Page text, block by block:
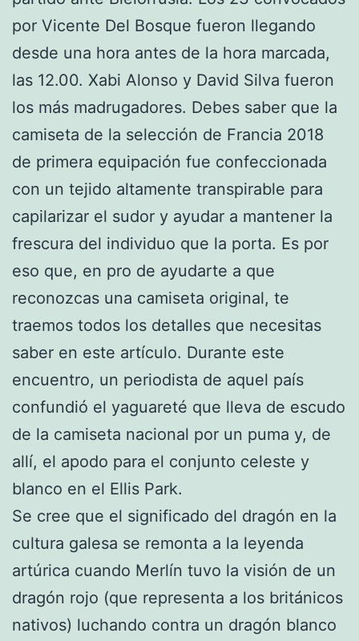
por Vicente Del Bosque fueron llegando
desde una hora antes de la hora marcada,
las 12.00. Xabi Alonso y David Silva fueron
los más madrugadores. Debes saber que la
camiseta de la selección de Francia 2018
de primera equipación fue confeccionada
con un tejido altamente transpirable para
capilarizar el sudor y ayudar a mantener la
frescura del individuo que la porta. Es por
eso que, en pro de ayudarte a que
reconozcas una camiseta original, te
traemos todos los detalles que necesitas
saber en este artículo. Durante este
encuentro, un periodista de aquel país
confundió el yaguareté que lleva de escudo
de la camiseta nacional por un puma y, de
allí, el apodo para el conjunto celeste y
blanco en el Ellis Park.
Se cree que el significado del dragón en la
cultura galesa se remonta a la leyenda
artúrica cuando Merlín tuvo la visión de un
dragón rojo (que representa a los británicos
nativos) luchando contra un dragón blanco